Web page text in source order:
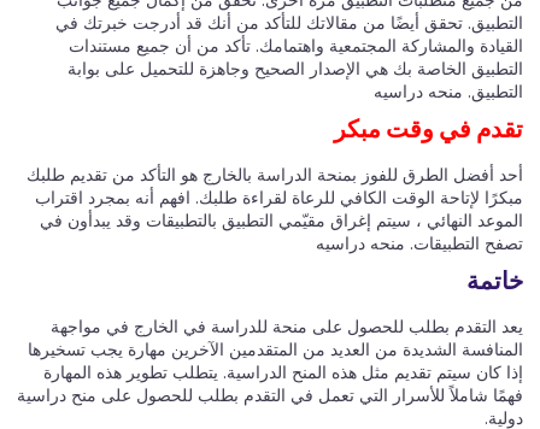
تحقق أيضًا من مقالاتك للتأكد من أنك قد أدرجت خبرتك في
والمشاركة المجتمعية واهتمامك. تأكد من أن جميع مستندات
الخاصة بك هي الإصدار الصحيح وجاهزة للتحميل على بوابة
منحه دراسيه
في وقت مبكر
أفضل الطرق للفوز بمنحة الدراسة بالخارج هو التأكد من تقديم طلبك
لإتاحة الوقت الكافي للرعاة لقراءة طلبك. افهم أنه بمجرد اقتراب
النهائي ، سيتم إغراق مقيّمي التطبيق بالتطبيقات وقد يبدأون في
التطبيقات. منحه دراسيه
التقدم بطلب للحصول على منحة للدراسة في الخارج في مواجهة
الشديدة من العديد من المتقدمين الآخرين مهارة يجب تسخيرها
كان سيتم تقديم مثل هذه المنح الدراسية. يتطلب تطوير هذه المهارة
شاملاً للأسرار التي تعمل في التقدم بطلب للحصول على منح دراسية